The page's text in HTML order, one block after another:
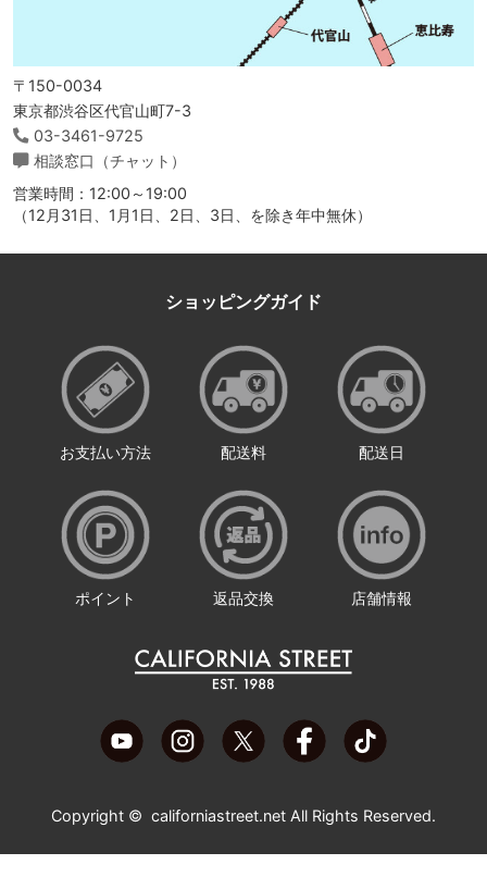
〒150-0034
東京都渋谷区代官山町7-3
03-3461-9725
相談窓口（チャット）
営業時間：12:00～19:00
（12月31日、1月1日、2日、3日、を除き年中無休）
ショッピングガイド
お支払い方法 配送料 配送日
ポイント 返品交換 店舗情報
Copyright © californiastreet.net All Rights Reserved.